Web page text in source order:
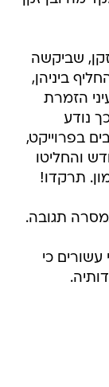
שביקשה
ביניהן,
הזמרת
נודע
בפרוייקט,
והחליטו
תרקדו!
תגובה.
כי